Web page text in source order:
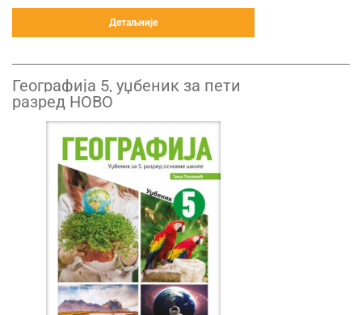
Детаљније
Географија 5, уџбеник за пети
разред НОВО